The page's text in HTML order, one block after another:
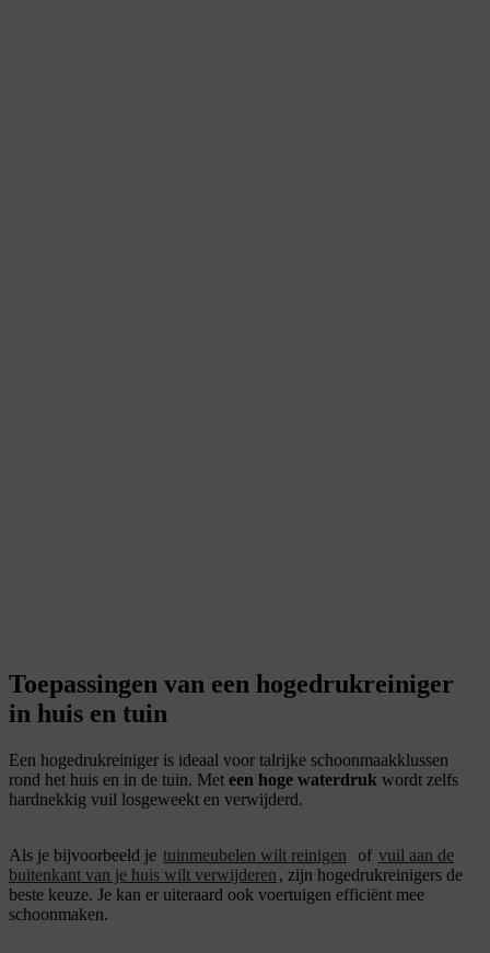
Toepassingen van een hogedrukreiniger
in huis en tuin
Een hogedrukreiniger is ideaal voor talrijke schoonmaakklussen
rond het huis en in de tuin. Met een hoge waterdruk wordt zelfs
hardnekkig vuil losgeweekt en verwijderd.
Als je bijvoorbeeld je tuinmeubelen wilt reinigen of vuil aan de
buitenkant van je huis wilt verwijderen , zijn hogedrukreinigers de
beste keuze. Je kan er uiteraard ook voertuigen efficiënt mee
schoonmaken.